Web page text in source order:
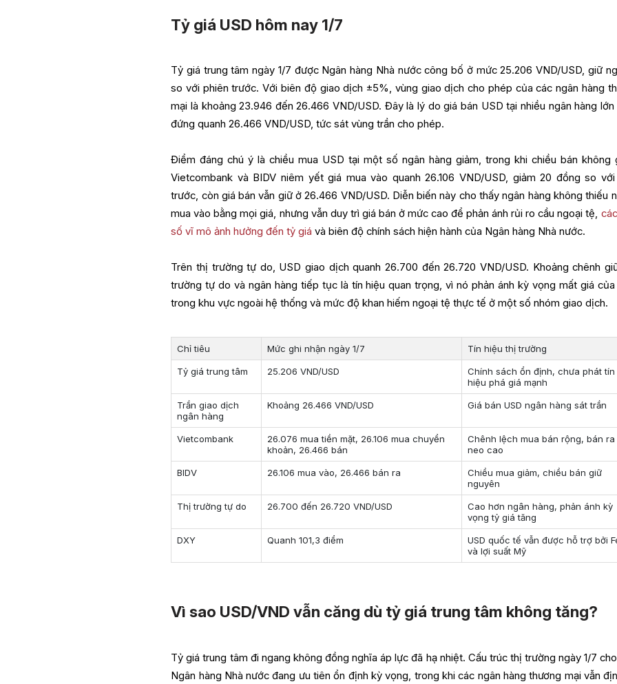
Tỷ giá USD hôm nay 1/7
Tỷ giá trung tâm ngày 1/7 được Ngân hàng Nhà nước công bố ở mức 25.206 VND/USD, giữ
so với phiên trước. Với biên độ giao dịch ±5%, vùng giao dịch cho phép của các ngân hàng
mại là khoảng 23.946 đến 26.466 VND/USD. Đây là lý do giá bán USD tại nhiều ngân hàng lớn
đứng quanh 26.466 VND/USD, tức sát vùng trần cho phép.
Điểm đáng chú ý là chiều mua USD tại một số ngân hàng giảm, trong khi chiều bán không
Vietcombank và BIDV niêm yết giá mua vào quanh 26.106 VND/USD, giảm 20 đồng so
trước, còn giá bán vẫn giữ ở 26.466 VND/USD. Diễn biến này cho thấy ngân hàng không thiếu
mua vào bằng mọi giá, nhưng vẫn duy trì giá bán ở mức cao để phản ánh rủi ro cầu ngoại tệ,
số vĩ mô ảnh hưởng đến tỷ giá và biên độ chính sách hiện hành của Ngân hàng Nhà nước.
Trên thị trường tự do, USD giao dịch quanh 26.700 đến 26.720 VND/USD. Khoảng chênh
trường tự do và ngân hàng tiếp tục là tín hiệu quan trọng, vì nó phản ánh kỳ vọng mất giá của
trong khu vực ngoài hệ thống và mức độ khan hiếm ngoại tệ thực tế ở một số nhóm giao dịch.
Chỉ tiêu Mức ghi nhận ngày 1/7 Tín hiệu thị trường
Tỷ giá trung tâm 25.206 VND/USD
Chính sách ổn định, chưa phát tín
hiệu phá giá mạnh
Trần giao dịch
ngân hàng
Khoảng 26.466 VND/USD Giá bán USD ngân hàng sát trần
Vietcombank
26.076 mua tiền mặt, 26.106 mua chuyển
khoản, 26.466 bán
Chênh lệch mua bán rộng, bán ra
neo cao
BIDV 26.106 mua vào, 26.466 bán ra
Chiều mua giảm, chiều bán giữ
nguyên
Thị trường tự do 26.700 đến 26.720 VND/USD
Cao hơn ngân hàng, phản ánh kỳ
vọng tỷ giá tăng
DXY Quanh 101,3 điểm
USD quốc tế vẫn được hỗ trợ bởi
và lợi suất Mỹ
Vì sao USD/VND vẫn căng dù tỷ giá trung tâm không tăng?
Tỷ giá trung tâm đi ngang không đồng nghĩa áp lực đã hạ nhiệt. Cấu trúc thị trường ngày 1/7
Ngân hàng Nhà nước đang ưu tiên ổn định kỳ vọng, trong khi các ngân hàng thương mại vẫn